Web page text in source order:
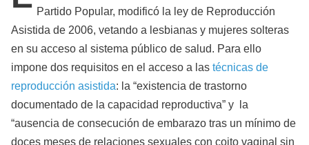
Partido Popular, modificó la ley de Reproducción
Asistida de 2006, vetando a lesbianas y mujeres solteras
en su acceso al sistema público de salud. Para ello
impone dos requisitos en el acceso a las técnicas de
reproducción asistida: la “existencia de trastorno
documentado de la capacidad reproductiva” y la
“ausencia de consecución de embarazo tras un mínimo de
doces meses de relaciones sexuales con coito vaginal sin